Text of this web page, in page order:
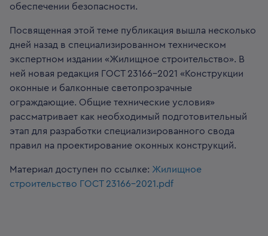
обеспечении безопасности.
Посвященная этой теме публикация вышла несколько
дней назад в специализированном техническом
экспертном издании «Жилищное строительство». В
ней новая редакция ГОСТ 23166–2021 «Конструкции
оконные и балконные светопрозрачные
ограждающие. Общие технические условия»
рассматривает как необходимый подготовительный
этап для разработки специализированного свода
правил на проектирование оконных конструкций.
Материал доступен по ссылке: Жилищное
строительство ГОСТ 23166-2021.pdf